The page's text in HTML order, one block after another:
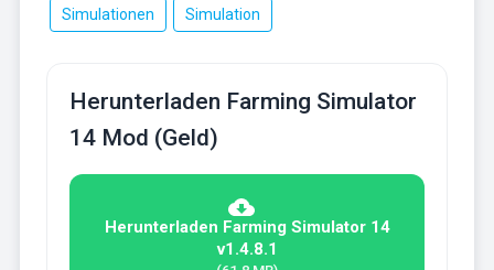
Simulationen Simulation
Herunterladen Farming Simulator
14 Mod (Geld)
Herunterladen Farming Simulator 14
v1.4.8.1